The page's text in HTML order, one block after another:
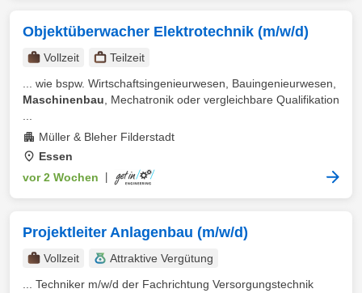
Objektüberwacher Elektrotechnik (m/w/d)
Vollzeit
Teilzeit
... wie bspw. Wirtschaftsingenieurwesen, Bauingenieurwesen,
Maschinenbau , Mechatronik oder vergleichbare Qualifikation
Müller & Bleher Filderstadt
Essen
vor 2 Wochen
Projektleiter Anlagenbau (m/w/d)
Vollzeit
Attraktive Vergütung
... Techniker m/w/d der Fachrichtung Versorgungstechnik